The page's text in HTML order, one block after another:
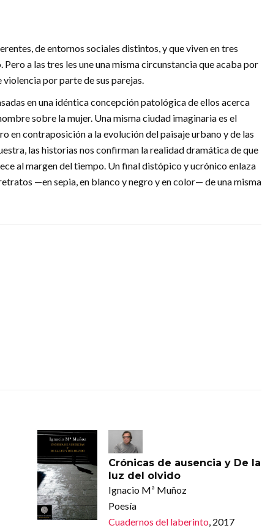
de entornos sociales distintos, y que viven en tres
a las tres les une una misma circunstancia que acaba por
por parte de sus parejas.
en una idéntica concepción patológica de ellos acerca
sobre la mujer. Una misma ciudad imaginaria es el
en contraposición a la evolución del paisaje urbano y de las
las historias nos confirman la realidad dramática de que
al margen del tiempo. Un final distópico y ucrónico enlaza
—en sepia, en blanco y negro y en color— de una misma
Crónicas de ausencia y De la
luz del olvido
Ignacio Mª Muñoz
Poesía
Cuadernos del laberinto, 2017